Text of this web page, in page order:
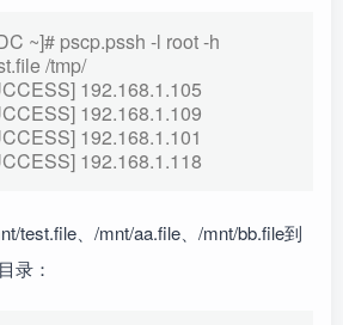
~]# pscp.pssh -l root -h
/tmp/
192.168.1.105
192.168.1.109
192.168.1.101
192.168.1.118
test.file、/mnt/aa.file、/mnt/bb.file到
录：